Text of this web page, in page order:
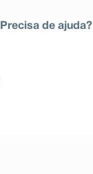
Precisa de ajuda?